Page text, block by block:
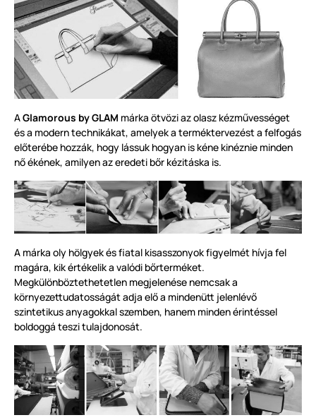
AGlamorous by GLAM márka ötvözi az olasz kézművességet
és a modern technikákat, amelyek a terméktervezést a felfogás
előterébe hozzák, hogy lássuk hogyan is kéne kinéznie minden
nő ékének, amilyen az eredeti bőr kézitáska is.
A márka oly hölgyek és fiatal kisasszonyok figyelmét hívja fel
magára, kik értékelik a valódi bőrterméket.
Megkülönböztethetetlen megjelenése nemcsak a
környezettudatosságát adja elő a mindenütt jelenlévő
szintetikus anyagokkal szemben, hanem minden érintéssel
boldoggá teszi tulajdonosát.